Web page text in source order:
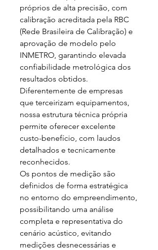
próprios de alta precisão, com
calibração acreditada pela RBC
(Rede Brasileira de Calibração) e
aprovação de modelo pelo
INMETRO, garantindo elevada
confiabilidade metrológica dos
resultados obtidos.
Diferentemente de empresas
que terceirizam equipamentos,
nossa estrutura técnica própria
permite oferecer excelente
custo-benefício, com laudos
detalhados e tecnicamente
reconhecidos.
Os pontos de medição são
definidos de forma estratégica
no entorno do empreendimento,
possibilitando uma análise
completa e representativa do
cenário acústico, evitando
medições desnecessárias e